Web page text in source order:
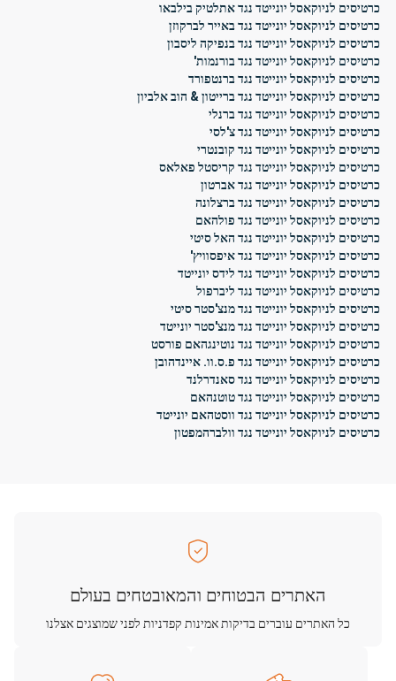
כרטיסים לניוקאסל יונייטד נגד אתלטיק בילבאו
כרטיסים לניוקאסל יונייטד נגד באייר לברקוזן
כרטיסים לניוקאסל יונייטד נגד בנפיקה ליסבון
כרטיסים לניוקאסל יונייטד נגד בורנמות'
כרטיסים לניוקאסל יונייטד נגד ברנטפורד
כרטיסים לניוקאסל יונייטד נגד ברייטון & הוב אלביון
כרטיסים לניוקאסל יונייטד נגד ברנלי
כרטיסים לניוקאסל יונייטד נגד צ'לסי
כרטיסים לניוקאסל יונייטד נגד קובנטרי
כרטיסים לניוקאסל יונייטד נגד קריסטל פאלאס
כרטיסים לניוקאסל יונייטד נגד אברטון
כרטיסים לניוקאסל יונייטד נגד ברצלונה
כרטיסים לניוקאסל יונייטד נגד פולהאם
כרטיסים לניוקאסל יונייטד נגד האל סיטי
כרטיסים לניוקאסל יונייטד נגד איפסוויץ'
כרטיסים לניוקאסל יונייטד נגד לידס יונייטד
כרטיסים לניוקאסל יונייטד נגד ליברפול
כרטיסים לניוקאסל יונייטד נגד מנצ'סטר סיטי
כרטיסים לניוקאסל יונייטד נגד מנצ'סטר יונייטד
כרטיסים לניוקאסל יונייטד נגד נוטינגהאם פורסט
כרטיסים לניוקאסל יונייטד נגד פ.ס.וו. איינדהובן
כרטיסים לניוקאסל יונייטד נגד סאנדרלנד
כרטיסים לניוקאסל יונייטד נגד טוטנהאם
כרטיסים לניוקאסל יונייטד נגד ווסטהאם יונייטד
כרטיסים לניוקאסל יונייטד נגד וולברהמפטון
האתרים הבטוחים והמאובטחים בעולם
כל האתרים עוברים בדיקות אמינות קפדניות לפני שמוצגים אצלנו